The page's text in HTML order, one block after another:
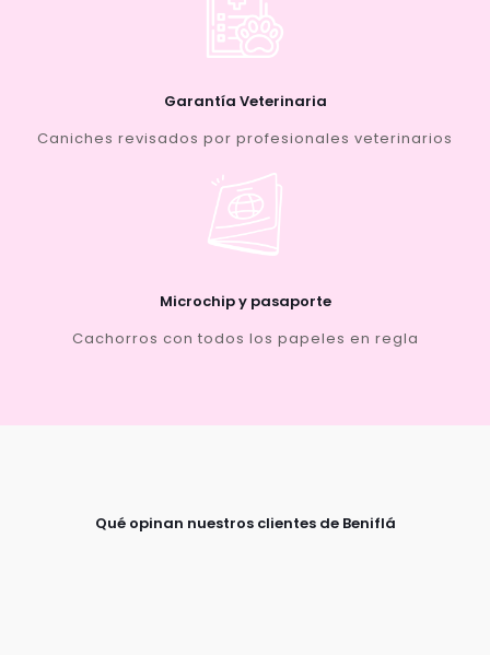
Garantía Veterinaria
Caniches revisados por profesionales veterinarios
Microchip y pasaporte
Cachorros con todos los papeles en regla
Qué opinan nuestros clientes de Beniflá